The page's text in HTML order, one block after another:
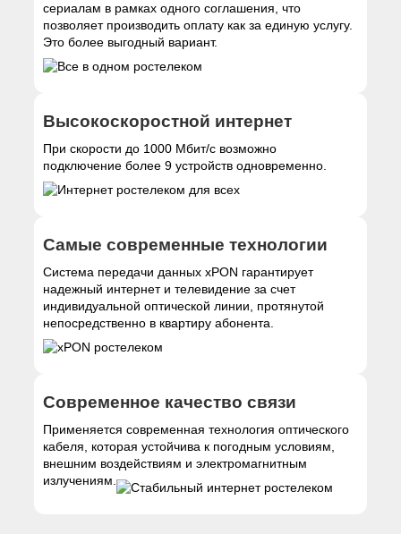
сериалам в рамках одного соглашения, что
позволяет производить оплату как за единую услугу.
Это более выгодный вариант.
Высокоскоростной интернет
При скорости до 1000 Мбит/с возможно
подключение более 9 устройств одновременно.
Самые современные технологии
Система передачи данных xPON гарантирует
надежный интернет и телевидение за счет
индивидуальной оптической линии, протянутой
непосредственно в квартиру абонента.
Современное качество связи
Применяется современная технология оптического
кабеля, которая устойчива к погодным условиям,
внешним воздействиям и электромагнитным
излучениям.